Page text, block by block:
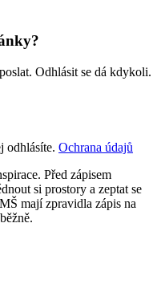
Odhlásit se dá kdykoli.
odhlásíte. Ochrana údajů
Před zápisem
si prostory a zeptat se
mají zpravidla zápis na